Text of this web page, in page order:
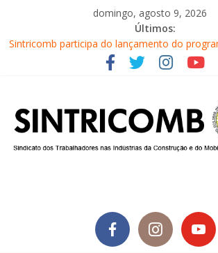
domingo, agosto 9, 2026
Últimos:
Sintricomb participa do lançamento do
Construir em Brusque
Equipe do SINTRICOMB realiza mais uma
Conselho Fiscal do SINTRICOMB realiza
sindicato
Diretores do SINTRICOMB são eleitos para a
Central Sindical de SC